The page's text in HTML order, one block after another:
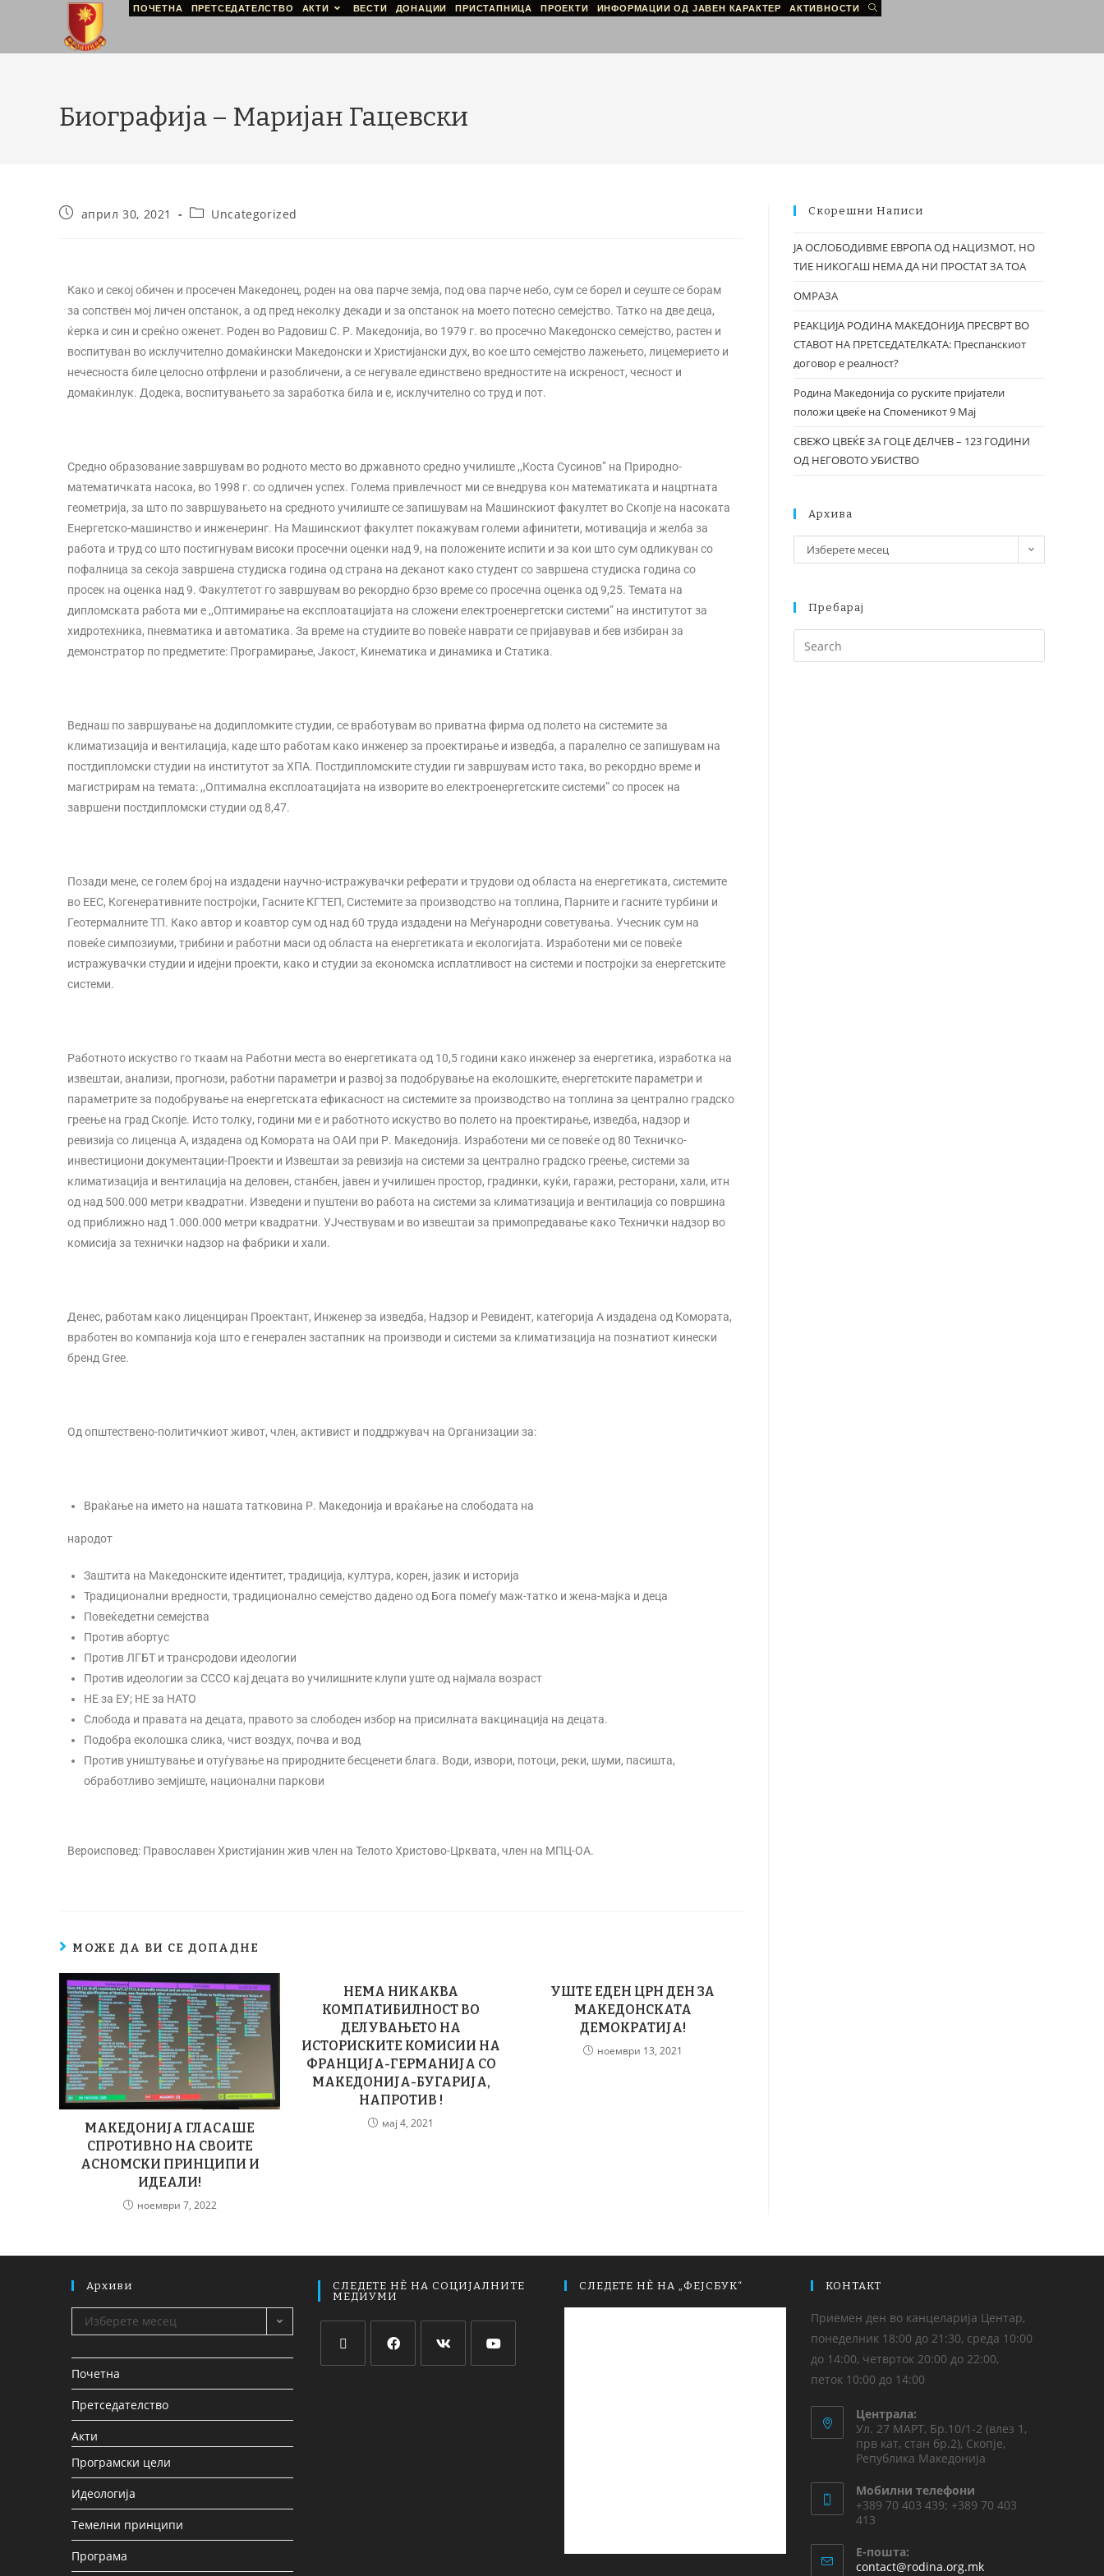
ПОЧЕТНА ПРЕТСЕДАТЕЛСТВО АКТИ ВЕСТИ ДОНАЦИИ ПРИСТАПНИЦА ПРОЕКТИ ИНФОРМАЦИИ ОД ЈАВЕН КАРАКТЕР АКТИВНОСТИ
Биографија – Маријан Гацевски
април 30, 2021 Uncategorized
Како и секој обичен и просечен Македонец, роден на ова парче земја, под ова парче небо, сум се борел и сеуште се борам
за сопствен мој личен опстанок, а од пред неколку декади и за опстанок на моето потесно семејство. Татко на две деца,
ќерка и син и среќно оженет. Роден во Радовиш С. Р. Македонија, во 1979 г. во просечно Македонско семејство, растен и
воспитуван во исклучително домаќински Македонски и Христијански дух, во кое што семејство лажењето, лицемерието и
нечесноста биле целосно отфрлени и разобличени, а се негувале единствено вредностите на искреност, чесност и
домаќинлук. Додека, воспитувањето за заработка била и е, исклучително со труд и пот.
Средно образование завршувам во родното место во државното средно училиште ,,Коста Сусинов” на Природно-
математичката насока, во 1998 г. со одличен успех. Голема привлечност ми се внедрува кон математиката и нацртната
геометрија, за што по завршувањето на средното училиште се запишувам на Машинскиот факултет во Скопје на насоката
Енергетско-машинство и инженеринг. На Машинскиот факултет покажувам големи афинитети, мотивација и желба за
работа и труд со што постигнувам високи просечни оценки над 9, на положените испити и за кои што сум одликуван со
пофалница за секоја завршена студиска година од страна на деканот како студент со завршена студиска година со
просек на оценка над 9. Факултетот го завршувам во рекордно брзо време со просечна оценка од 9,25. Темата на
дипломската работа ми е ,,Оптимирање на експлоатацијата на сложени електроенергетски системи” на институтот за
хидротехника, пневматика и автоматика. За време на студиите во повеќе наврати се пријавував и бев избиран за
демонстратор по предметите: Програмирање, Јакост, Kинематика и динамика и Статика.
Веднаш по завршување на додипломките студии, се вработувам во приватна фирма од полето на системите за
климатизација и вентилација, каде што работам како инженер за проектирање и изведба, а паралелно се запишувам на
постдипломски студии на институтот за ХПА. Постдипломските студии ги завршувам исто така, во рекордно време и
магистрирам на темата: ,,Оптимална експлоатацијата на изворите во електроенергетските системи” со просек на
завршени постдипломски студии од 8,47.
Позади мене, се голем број на издадени научно-истражувачки реферати и трудови од областа на енергетиката, системите
во ЕЕС, Когенеративните постројки, Гасните КГТЕП, Системите за производство на топлина, Парните и гасните турбини и
Геотермалните ТП. Како автор и коавтор сум од над 60 труда издадени на Меѓународни советувања. Учесник сум на
повеќе симпозиуми, трибини и работни маси од областа на енергетиката и екологијата. Изработени ми се повеќе
истражувачки студии и идејни проекти, како и студии за економска исплатливост на системи и постројки за енергетските
системи.
Работното искуство го ткаам на Работни места во енергетиката од 10,5 години како инженер за енергетика, изработка на
извештаи, анализи, прогнози, работни параметри и развој за подобрување на еколошките, енергетските параметри и
параметрите за подобрување на енергетската ефикасност на системите за производство на топлина за централно градско
греење на град Скопје. Исто толку, години ми е и работното искуство во полето на проектирање, изведба, надзор и
ревизија со лиценца А, издадена од Комората на ОАИ при Р. Македонија. Изработени ми се повеќе од 80 Техничко-
инвестициони документации-Проекти и Извештаи за ревизија на системи за централно градско греење, системи за
климатизација и вентилација на деловен, станбен, јавен и училишен простор, градинки, куќи, гаражи, ресторани, хали, итн
од над 500.000 метри квадратни. Изведени и пуштени во работа на системи за климатизација и вентилација со површина
од приближно над 1.000.000 метри квадратни. УЈчествувам и во извештаи за примопредавање како Технички надзор во
комисија за технички надзор на фабрики и хали.
Денес, работам како лиценциран Проектант, Инженер за изведба, Надзор и Ревидент, категорија А издадена од Комората,
вработен во компанија која што е генерален застапник на производи и системи за климатизација на познатиот кинески
бренд Gree.
Од општествено-политичкиот живот, член, активист и поддржувач на Организации за:
Враќање на името на нашата татковина Р. Македонија и враќање на слободата на
народот
Заштита на Македонските идентитет, традиција, култура, корен, јазик и историја
Традиционални вредности, традиционално семејство дадено од Бога помеѓу маж-татко и жена-мајка и деца
Повеќедетни семејства
Против абортус
Против ЛГБТ и трансродови идеологии
Против идеологии за СССО кај децата во училишните клупи уште од најмала возраст
НЕ за ЕУ; НЕ за НАТО
Слобода и правата на децата, правото за слободен избор на присилната вакцинација на децата.
Подобра еколошка слика, чист воздух, почва и вод
Против уништување и отуѓување на природните бесценети блага. Води, извори, потоци, реки, шуми, пасишта,
обработливо земјиште, национални паркови
Вероисповед: Православен Христијанин жив член на Телото Христово-Црквата, член на МПЦ-ОА.
МОЖЕ ДА ВИ СЕ ДОПАДНЕ
МАКЕДОНИЈА ГЛАСАШЕ
СПРОТИВНО НА СВОИТЕ
АСНОМСКИ ПРИНЦИПИ И
ИДЕАЛИ!
ноември 7, 2022
НЕМА НИКАКВА
КОМПАТИБИЛНОСТ ВО
ДЕЛУВАЊЕТО НА
ИСТОРИСКИТЕ КОМИСИИ НА
ФРАНЦИЈА-ГЕРМАНИЈА СО
МАКЕДОНИЈА-БУГАРИЈА,
НАПРОТИВ !
мај 4, 2021
УШТЕ ЕДЕН ЦРН ДЕН ЗА
МАКЕДОНСКАТА
ДЕМОКРАТИЈА!
ноември 13, 2021
Скорешни Написи
ЈА ОСЛОБОДИВМЕ ЕВРОПА ОД НАЦИЗМОТ, НО
ТИЕ НИКОГАШ НЕМА ДА НИ ПРОСТАТ ЗА ТОА
ОМРАЗА
РЕАКЦИЈА РОДИНА МАКЕДОНИЈА ПРЕСВРТ ВО
СТАВОТ НА ПРЕТСЕДАТЕЛКАТА: Преспанскиот
договор е реалност?
Родина Македонија со руските пријатели
положи цвеќе на Споменикот 9 Мај
СВЕЖО ЦВЕЌЕ ЗА ГОЦЕ ДЕЛЧЕВ – 123 ГОДИНИ
ОД НЕГОВОТО УБИСТВО
Архива
Изберете месец
Пребарај
Архиви
Изберете месец
Почетна
Претседателство
Акти
Програмски цели
Идеологија
Темелни принципи
Програма
СЛЕДЕТЕ НЀ НА СОЦИЈАЛНИТЕ
МЕДИУМИ
СЛЕДЕТЕ НЀ НА „ФЕЈСБУК“ КОНТАКТ
Приемен ден во канцеларија Центар,
понеделник 18:00 до 21:30, среда 10:00
до 14:00, четврток 20:00 до 22:00,
петок 10:00 до 14:00
Централа:
Ул. 27 МАРТ, Бр.10/1-2 (влез 1,
прв кат, стан бр.2), Скопје,
Република Македонија
Мобилни телефони
+389 70 403 439; +389 70 403
413
Е-пошта:
contact@rodina.org.mk